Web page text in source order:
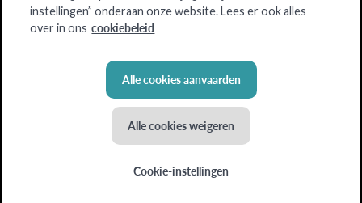
instellingen” onderaan onze website. Lees er ook alles
over in ons cookiebeleid
Alle cookies aanvaarden
Alle cookies weigeren
Cookie-instellingen